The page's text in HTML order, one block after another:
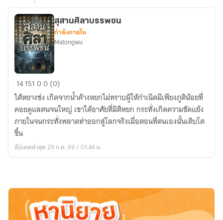
สุสาน
ศิลา
บรรพ
ชน
สุสานศิลาบรรพชน
กำลังภายใน
Matongwu
1415100 (0)
ไต้หยางช่ง เกิดจากนํ้าค้างหยกไม่ทราบผู้ให้กำเนิดมีเพียงภูติน้อยที่
คอยดูแลตนจนใหญ่ เขาได้อาศัยที่มิติหยก กระทั่งเกิดความขัดแย้ง
ภายในจนกระทั่งพลาดท่าออกสู่โลกจริงเมื่อตอนที่ตนเองนั้นเติบโต
ขึ้น
อัปเดตล่าสุด 29 ก.ค. 69 / 01:44 น.